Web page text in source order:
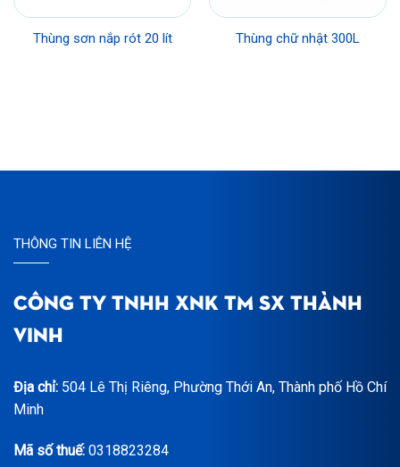
Thùng sơn nắp rót 20 lít Thùng chữ nhật 300L
THÔNG TIN LIÊN HỆ
CÔNG TY TNHH XNK TM SX THÀNH
VINH
Địa chỉ: 504 Lê Thị Riêng, Phường Thới An, Thành phố Hồ Chí
Minh
Mã số thuế: 0318823284